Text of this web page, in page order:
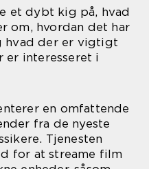
et dybt kig på, hvad
om, hvordan det har
hvad der er vigtigt
er interesseret i
en omfattende
fra de nyeste
Tjenesten
for at streame film